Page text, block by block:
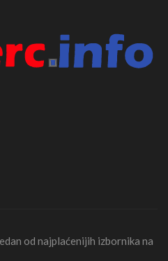
od najplaćenijih izbornika na